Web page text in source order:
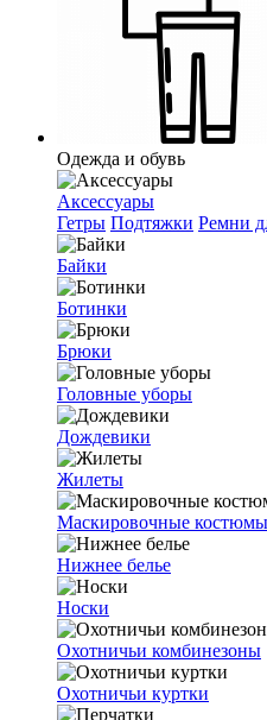
Одежда и обувь
Аксессуары
Гетры Подтяжки Ремни
Байки
Ботинки
Брюки
Головные уборы
Дождевики
Жилеты
Маскировочные костюмы
Нижнее белье
Носки
Охотничьи комбинезоны
Охотничьи куртки